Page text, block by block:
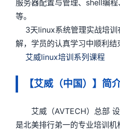
服务器配置与管理、shell编
等。
3天linux系统管理实战培训
解，学员的认真学习中顺利结
艾威linux培训系列课程
【艾威（中国）】简介
艾威（AVTECH）总部 设
是北美排行弟一的专业培训